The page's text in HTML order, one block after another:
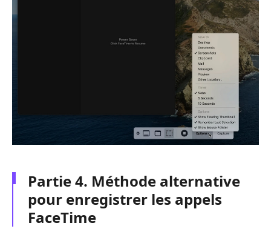
Partie 4. Méthode alternative
pour enregistrer les appels
FaceTime